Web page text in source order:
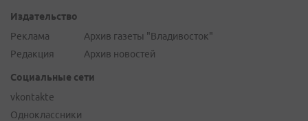
Издательство
Реклама
Редакция
Архив газеты "Владивосток"
Архив новостей
Социальные сети
vkontakte
Одноклассники